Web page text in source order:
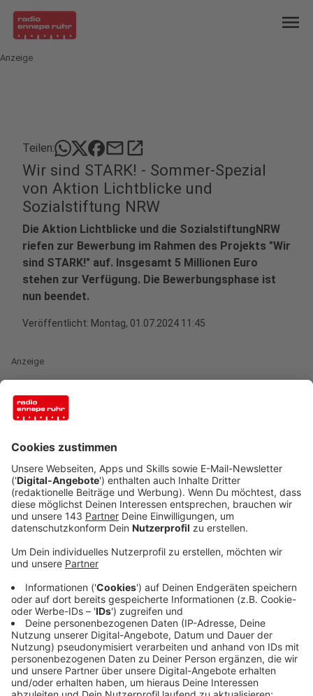
menu
Anzeige
Teilen: mailopen_in_new
Wir sind STARK! - Sommer-Spezial
von Aktion Lichtblicke und
Sozialstiftung NRW
Die Aktion Lichtblicke und die SozialstiftungNRW
riefen zur Bewerbung im Rahmen des Projekts "Wir
sind STARK!" auf. Insgesamt 5 Millionen Euro
stehen zur Verfügung. Die Bewerbungsphase ist
nun beendet.
Veröffentlicht: Montag, 01.07.2024 11:45
Anzeige
Wenn sich zwei namhafte soziale Organisationen
herauskommen. Unter dem Motto "Wir sind STARK!"
arbeiten die Aktion Lichtblicke e. V. und die
SozialstiftungNRWerstmals zusammen, um mit einem
Sommer-Spezial Kinder und Jugendliche in Nordrhein-
Westfalen in schwierigen sozialen Verhältnissen oder
Lebensphasen zu unterstützen und ihnen zu helfen,
ihren Platz in unserer Gesellschaft zu finden.
5 Millionen Euro stehen für Wir sind STARK!
zur Verfügung
Anzeige